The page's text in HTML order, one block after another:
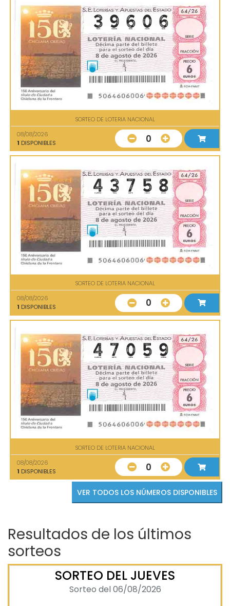
SORTEO DE LOTERIA NACIONAL
08/08/2026
1 DISPONIBLES 0
SORTEO DE LOTERIA NACIONAL
08/08/2026
1 DISPONIBLES 0
SORTEO DE LOTERIA NACIONAL
08/08/2026
1 DISPONIBLES 0
VER TODOS LOS NÚMEROS DISPONIBLES
Resultados de los últimos
sorteos
SORTEO DEL JUEVES
Sorteo del 06/08/2026